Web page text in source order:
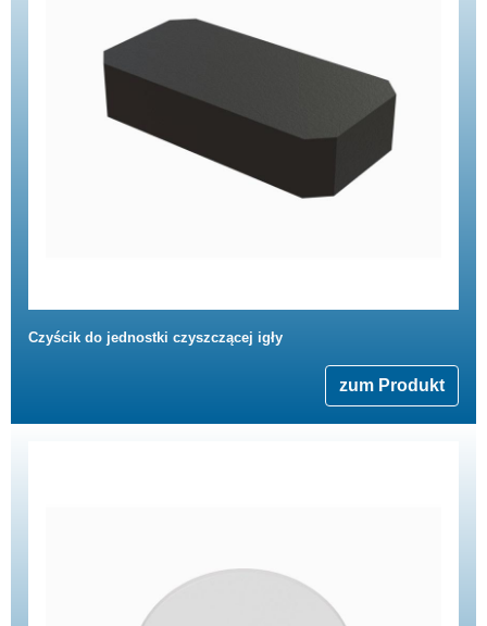
Czyścik do jednostki czyszczącej igły
zum Produkt